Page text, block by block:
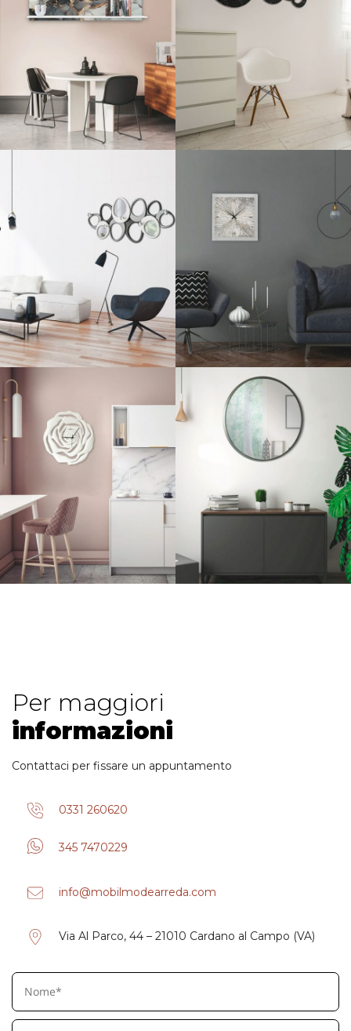
Per maggiori
informazioni
Contattaci per fissare un appuntamento
0331 260620
345 7470229
info@mobilmodearreda.com
Via Al Parco, 44 – 21010 Cardano al Campo (VA)